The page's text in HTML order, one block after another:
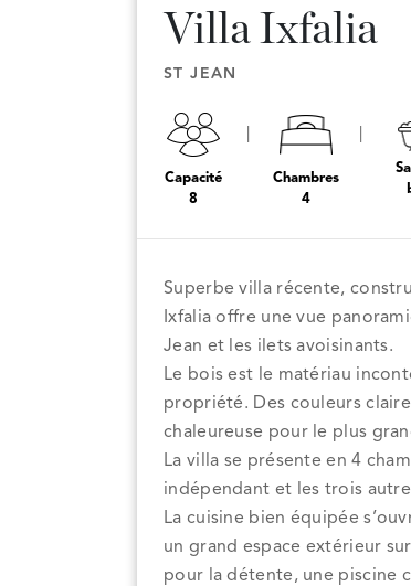
Villa Ixfalia
ST JEAN
Capacité
8
Chambres
4
Superbe villa récente,
Ixfalia offre une vue
Jean et les ilets avoisinants.
Le bois est le matériau
propriété. Des couleurs
chaleureuse pour le plus
La villa se présente en 4
indépendant et les trois
La cuisine bien équipée
un grand espace extérieur
pour la détente, une piscine